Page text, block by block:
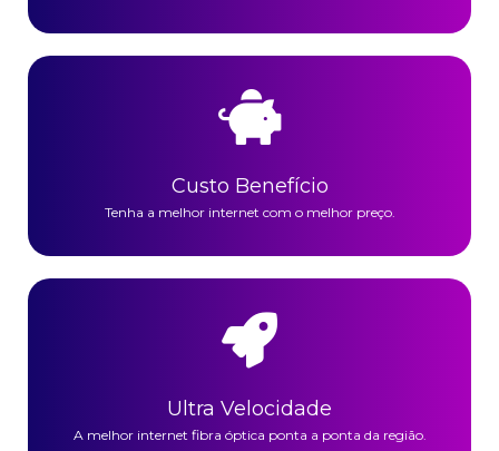
Custo Benefício
Tenha a melhor internet com o melhor preço.
Ultra Velocidade
A melhor internet fibra óptica ponta a ponta da região.